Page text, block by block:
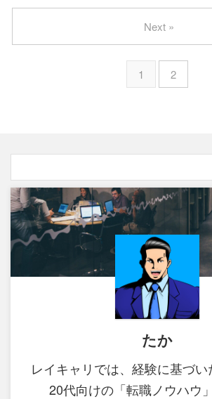
1 2
Next »
たか
レイキャリでは、経験に基づ
20代向けの「転職ノウハウ